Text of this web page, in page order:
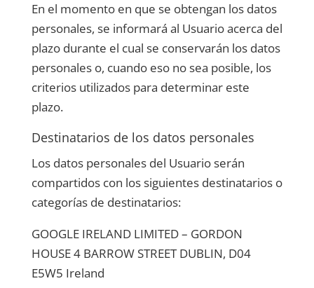
En el momento en que se obtengan los datos
personales, se informará al Usuario acerca del
plazo durante el cual se conservarán los datos
personales o, cuando eso no sea posible, los
criterios utilizados para determinar este
plazo.
Destinatarios de los datos personales
Los datos personales del Usuario serán
compartidos con los siguientes destinatarios o
categorías de destinatarios:
GOOGLE IRELAND LIMITED – GORDON
HOUSE 4 BARROW STREET DUBLIN, D04
E5W5 Ireland